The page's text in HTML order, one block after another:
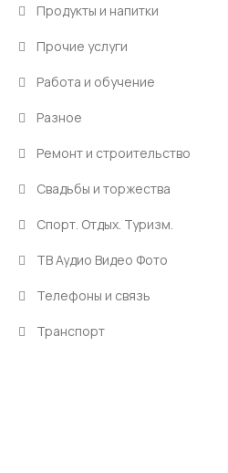
Продукты и напитки
Прочие услуги
Работа и обучение
Разное
Ремонт и строительство
Свадьбы и торжества
Спорт. Отдых. Туризм.
ТВ Аудио Видео Фото
Телефоны и связь
Транспорт